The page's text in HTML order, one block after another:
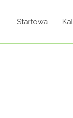
Startowa